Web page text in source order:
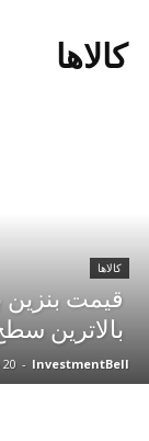
کالاها
کالاها
قیمت بنزین
بالاترین
InvestmentBell
- 20 سپتامبر 2023